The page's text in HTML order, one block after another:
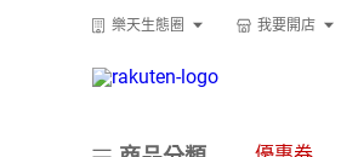
樂天生態圈 我要開店